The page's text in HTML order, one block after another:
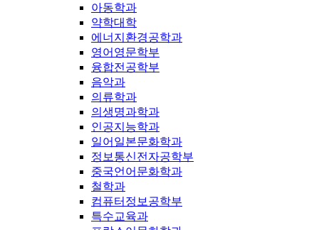
아동학과
약학대학
에너지환경공학과
영어영문학부
융합전공학부
음악과
의류학과
의생명과학과
인공지능학과
일어일본문화학과
정보통신전자공학부
중국언어문화학과
철학과
컴퓨터정보공학부
특수교육과